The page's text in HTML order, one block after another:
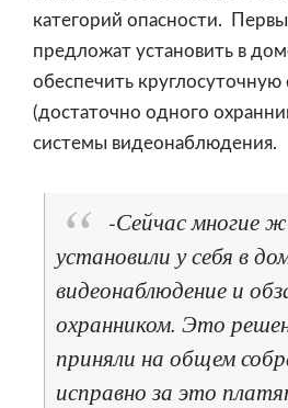
категорий опасности.
предложат установить в
обеспечить круглосуточную
(достаточно одного
системы видеонаблюдения.
-Сейчас многие
установили у себя в
видеонаблюдение и
охранником. Это
приняли на общем
исправно за это